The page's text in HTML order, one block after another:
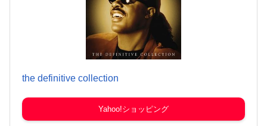
the definitive collection
Yahoo!ショッピング